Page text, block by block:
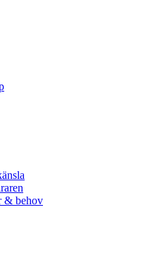
& behov